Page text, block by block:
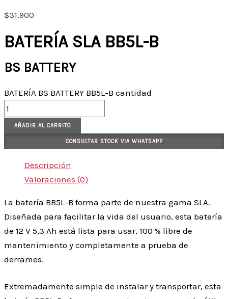
$31.900
BATERÍA SLA BB5L-B
BS BATTERY
BATERÍA BS BATTERY BB5L-B cantidad
AÑADIR AL CARRITO
CONSULTAR STOCK VIA WHATSAPP
Descripción
Valoraciones (0)
La batería BB5L-B forma parte de nuestra gama SLA.
Diseñada para facilitar la vida del usuario, esta batería
de 12 V 5,3 Ah está lista para usar, 100 % libre de
mantenimiento y completamente a prueba de
derrames.
Extremadamente simple de instalar y transportar, esta